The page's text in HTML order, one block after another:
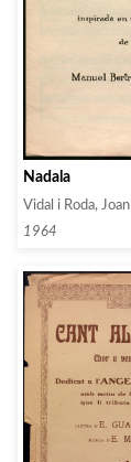
Nadala
Vidal i Roda, Joan
1964